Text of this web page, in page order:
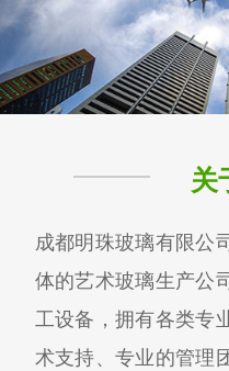
关
成都明珠玻璃有限公
体的艺术玻璃生产公
工设备，拥有各类专
术支持、专业的管理